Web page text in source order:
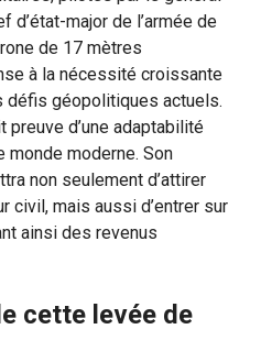
d’état-major de l’armée de
de 17 mètres
à la nécessité croissante
défis géopolitiques actuels.
preuve d’une adaptabilité
moderne. Son
non seulement d’attirer
civil, mais aussi d’entrer sur
ainsi des revenus
cette levée de